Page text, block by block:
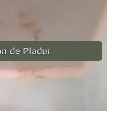
de Pladur